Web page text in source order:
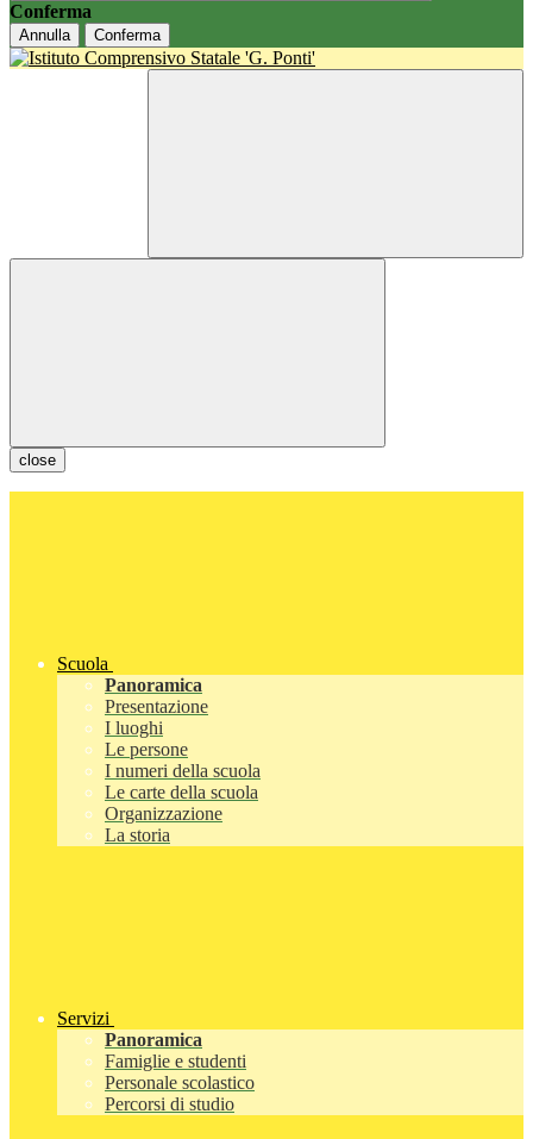
Conferma
Annulla Conferma
close
Scuola
Panoramica
Presentazione
I luoghi
Le persone
I numeri della scuola
Le carte della scuola
Organizzazione
La storia
Servizi
Panoramica
Famiglie e studenti
Personale scolastico
Percorsi di studio